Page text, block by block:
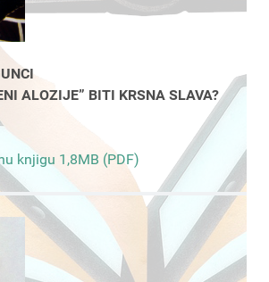
ALOZIJE” BITI KRSNA SLAVA?
knjigu 1,8MB (PDF)